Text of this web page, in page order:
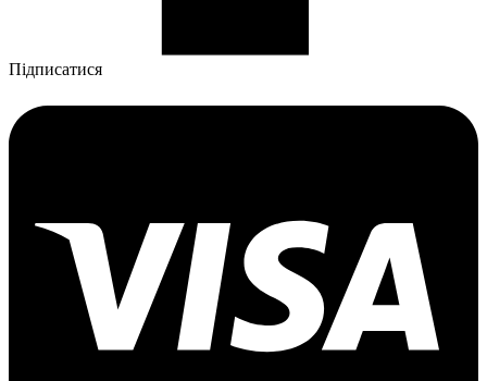
Підписатися